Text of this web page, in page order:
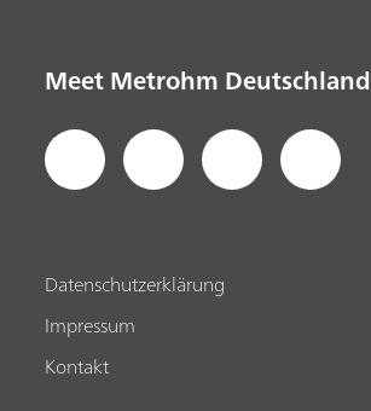
Meet Metrohm Deutschland
Datenschutzerklärung
Impressum
Kontakt